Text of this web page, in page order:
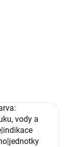
vody a